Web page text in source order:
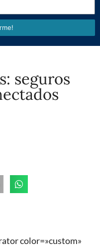
seguros
color=»custom»